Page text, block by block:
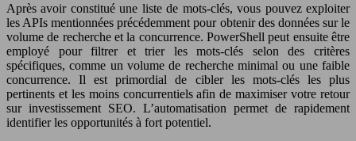
Après avoir constitué une liste de mots-clés, vous pouvez exploiter
les APIs mentionnées précédemment pour obtenir des données sur le
volume de recherche et la concurrence. PowerShell peut ensuite être
employé pour filtrer et trier les mots-clés selon des critères
spécifiques, comme un volume de recherche minimal ou une faible
concurrence. Il est primordial de cibler les mots-clés les plus
pertinents et les moins concurrentiels afin de maximiser votre retour
sur investissement SEO. L’automatisation permet de rapidement
identifier les opportunités à fort potentiel.